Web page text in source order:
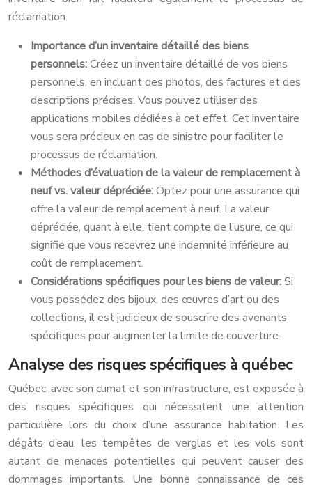
réclamation.
Importance d’un inventaire détaillé des biens
personnels:Créez un inventaire détaillé de vos biens
personnels, en incluant des photos, des factures et des
descriptions précises. Vous pouvez utiliser des
applications mobiles dédiées à cet effet. Cet inventaire
vous sera précieux en cas de sinistre pour faciliter le
processus de réclamation.
Méthodes d’évaluation de la valeur de remplacement à
neuf vs. valeur dépréciée:Optez pour une assurance qui
offre la valeur de remplacement à neuf. La valeur
dépréciée, quant à elle, tient compte de l’usure, ce qui
signifie que vous recevrez une indemnité inférieure au
coût de remplacement.
Considérations spécifiques pour les biens de valeur:Si
vous possédez des bijoux, des œuvres d’art ou des
collections, il est judicieux de souscrire des avenants
spécifiques pour augmenter la limite de couverture.
Analyse des risques spécifiques à québec
Québec, avec son climat et son infrastructure, est exposée à
des risques spécifiques qui nécessitent une attention
particulière lors du choix d’une assurance habitation. Les
dégâts d’eau, les tempêtes de verglas et les vols sont
autant de menaces potentielles qui peuvent causer des
dommages importants. Une bonne connaissance de ces